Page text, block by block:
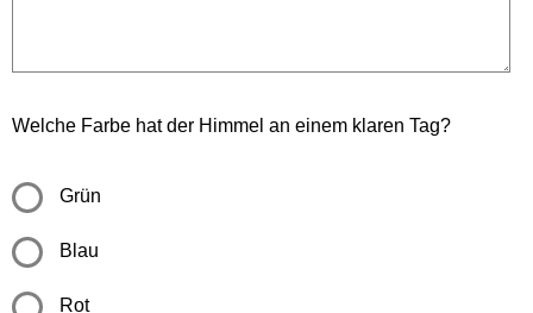
Welche Farbe hat der Himmel an einem klaren Tag?
Grün
Blau
Rot